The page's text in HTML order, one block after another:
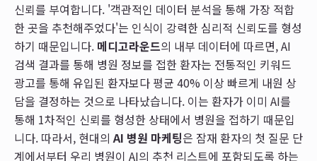
신뢰를 부여합니다. '객관적인 데이터 분석을 통해 가장 적합
한 곳을 추천해주었다'는 인식이 강력한 심리적 신뢰도를 형성
하기 때문입니다. 메디고라운드의 내부 데이터에 따르면, AI
검색 결과를 통해 병원 정보를 접한 환자는 전통적인 키워드
광고를 통해 유입된 환자보다 평균 40% 이상 빠르게 내원 상
담을 결정하는 것으로 나타났습니다. 이는 환자가 이미 AI를
통해 1차적인 신뢰를 형성한 상태에서 병원을 접하기 때문입
니다. 따라서, 현대의AI 병원 마케팅은 잠재 환자의 첫 질문 단
계에서부터 우리 병원이 AI의 추천 리스트에 포함되도록 하는